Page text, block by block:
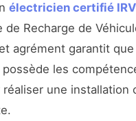
électricien certifié
de Recharge de
agrément garantit que
les
une installation